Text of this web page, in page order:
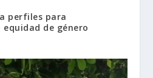
perfiles para
de género